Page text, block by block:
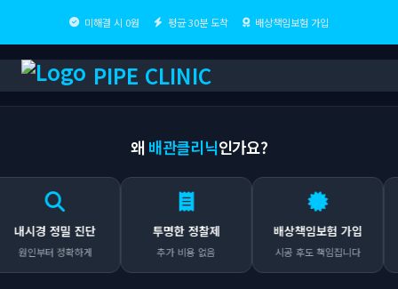
미해결 시 0원 평균 30분 도착 배상책임보험 가입
PIPE CLINIC
왜 배관클리닉인가요?
시경 정밀 진단
원인부터 정확하게
투명한 정찰제
추가 비용 없음
배상책임보험 가입
시공 후도 책임집니다